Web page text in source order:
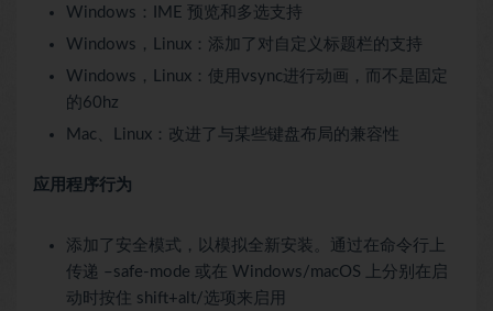
Windows：IME 预览和多选支持
Windows，Linux：添加了对自定义标题栏的支持
Windows，Linux：使用vsync进行动画，而不是固定
的60hz
Mac、Linux：改进了与某些键盘布局的兼容性
应用程序行为
添加了安全模式，以模拟全新安装。通过在命令行上
传递 –safe-mode 或在 Windows/macOS 上分别在启
动时按住 shift+alt/选项来启用